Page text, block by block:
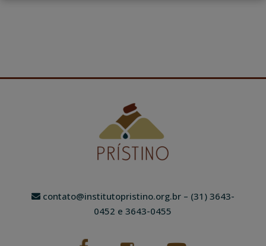
contato@institutopristino.org.br– (31) 3643-
0452 e 3643-0455